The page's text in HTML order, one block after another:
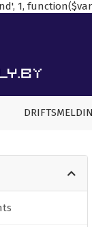
1,